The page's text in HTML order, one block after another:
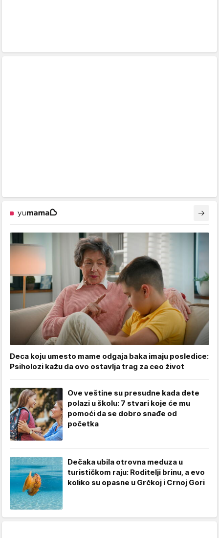
Deca koju umesto mame odgaja baka imaju posledice:
Psiholozi kažu da ovo ostavlja trag za ceo život
Ove veštine su presudne kada dete
polazi u školu: 7 stvari koje će mu
pomoći da se dobro snađe od
početka
Dečaka ubila otrovna meduza u
turističkom raju: Roditelji brinu, a evo
koliko su opasne u Grčkoj i Crnoj Gori